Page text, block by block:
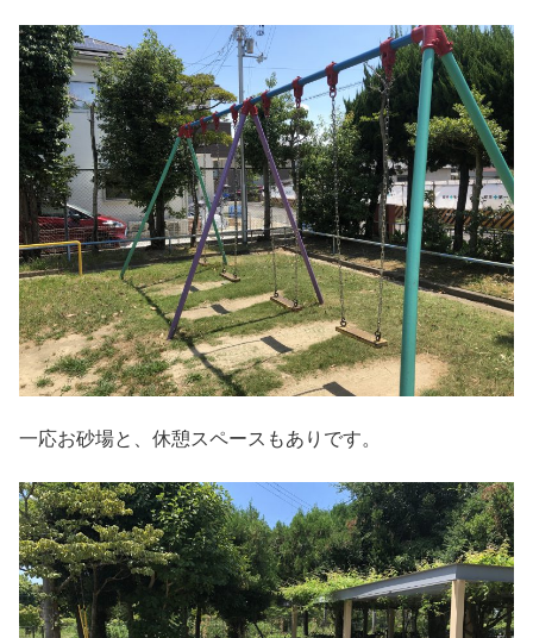
一応お砂場と、休憩スペースもありです。